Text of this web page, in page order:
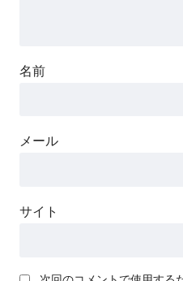
名前
メール
サイト